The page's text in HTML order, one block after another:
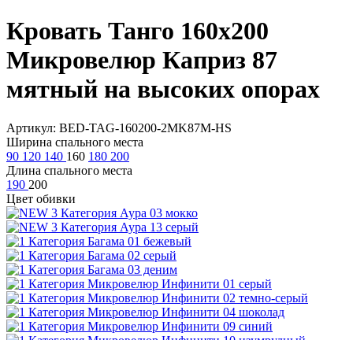
Кровать Танго 160х200
Микровелюр Каприз 87
мятный на высоких опорах
Артикул: BED-TAG-160200-2MK87M-HS
Ширина спального места
90 120 140 160 180 200
Длина спального места
190 200
Цвет обивки